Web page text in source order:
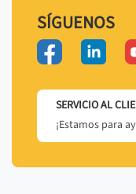
SÍGUENOS
SERVICIO AL
¡Estamos para